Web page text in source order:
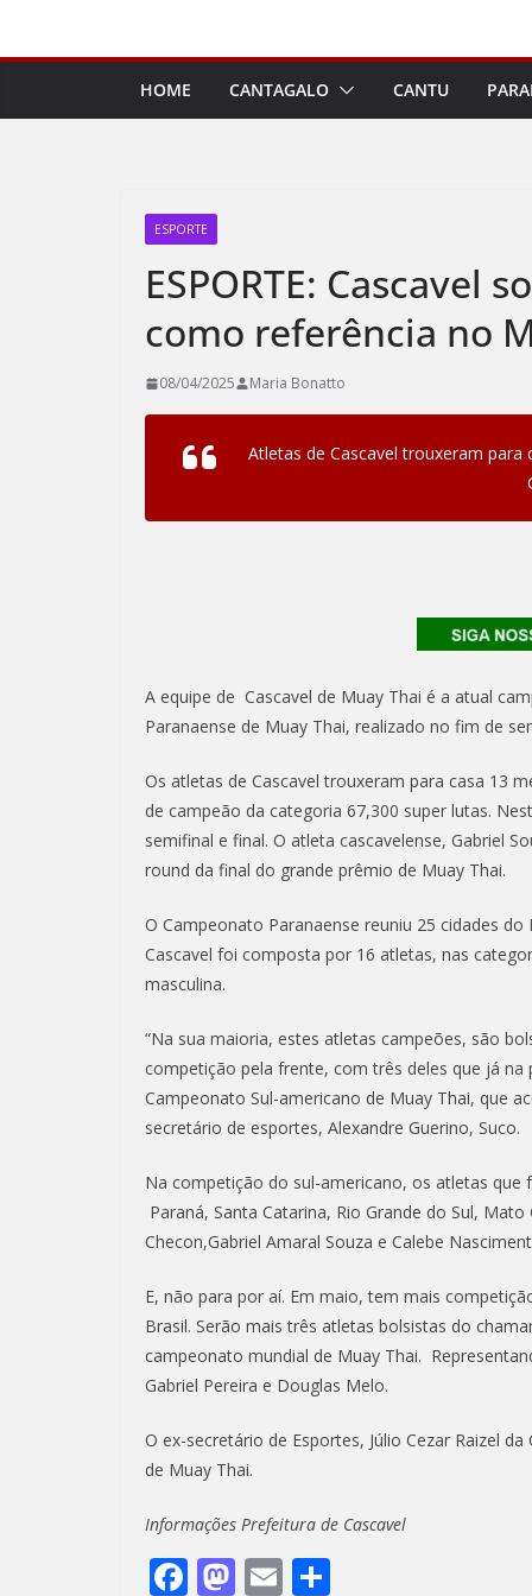
conteúdo
HOME CANTAGALO CANTU
ESPORTE
ESPORTE: Cascavel
como referência no
08/04/2025 Maria Bonatto
Atletas de Cascavel trouxeram
A equipe de Cascavel de Muay Thai é a atual
Paranaense de Muay Thai, realizado no fim de
Os atletas de Cascavel trouxeram para casa 13
de campeão da categoria 67,300 super lutas.
semifinal e final. O atleta cascavelense, Gabriel
round da final do grande prêmio de Muay Thai.
O Campeonato Paranaense reuniu 25 cidades
Cascavel foi composta por 16 atletas, nas
masculina.
“Na sua maioria, estes atletas campeões, são
competição pela frente, com três deles que já na
Campeonato Sul-americano de Muay Thai, que
secretário de esportes, Alexandre Guerino, Suco.
Na competição do sul-americano, os atletas que
Paraná, Santa Catarina, Rio Grande do Sul,
Checon,Gabriel Amaral Souza e Calebe
E, não para por aí. Em maio, tem mais
Brasil. Serão mais três atletas bolsistas do
campeonato mundial de Muay Thai.
Gabriel Pereira e Douglas Melo.
O ex-secretário de Esportes, Júlio Cezar Raizel
de Muay Thai.
Informações Prefeitura de Cascavel
F M E